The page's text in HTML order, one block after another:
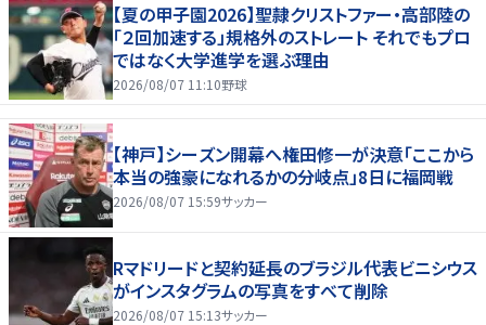
【夏の甲子園2026】聖隷クリストファー・高部陸の
「２回加速する」規格外のストレート それでもプロ
ではなく大学進学を選ぶ理由
2026/08/07 11:10野球
【神戸】シーズン開幕へ権田修一が決意「ここから
本当の強豪になれるかの分岐点」8日に福岡戦
2026/08/07 15:59サッカー
Rマドリードと契約延長のブラジル代表ビニシウス
がインスタグラムの写真をすべて削除
2026/08/07 15:13サッカー